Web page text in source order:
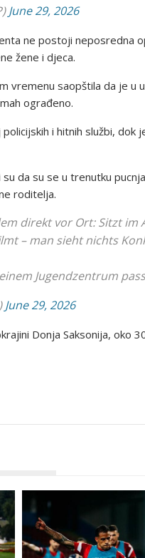
June 29, 2026
ne postoji neposredna
žene i djeca.
vremenu saopštila da je
ograđeno.
i hitnih službi, dok
da su se u trenutku
roditelja.
direkt vor Ort: Sitzt im
– man sieht nichts
Jugendzentrum
June 29, 2026
Donja Saksonija, oko